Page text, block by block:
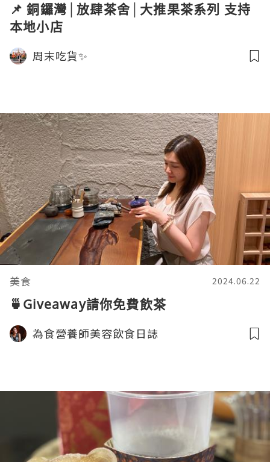
📌 銅鑼灣│放肆茶舍│大推果茶系列 支持
本地小店
周末吃貨✨
美食 2024.06.22
🍵Giveaway請你免費飲茶
為食營養師美容飲食日誌